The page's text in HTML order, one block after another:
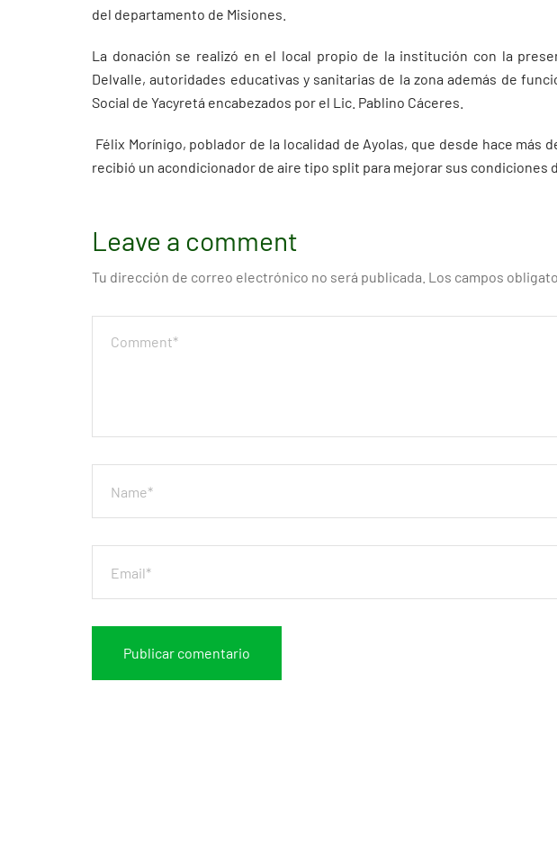
del departamento de Misiones.
La donación se realizó en el local propio de la institución con la
Delvalle, autoridades educativas y sanitarias de la zona además de
Social de Yacyretá encabezados por el Lic. Pablino Cáceres.
Félix Morínigo, poblador de la localidad de Ayolas, que desde hace más
recibió un acondicionador de aire tipo split para mejorar sus condiciones
Leave a comment
Tu dirección de correo electrónico no será publicada. Los campos